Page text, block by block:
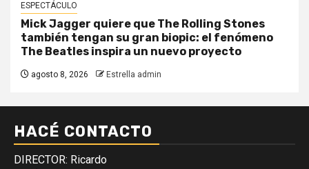
ESPECTÁCULO
Mick Jagger quiere que The Rolling Stones
también tengan su gran biopic: el fenómeno
The Beatles inspira un nuevo proyecto
agosto 8, 2026 Estrella admin
HACÉ CONTACTO
DIRECTOR: Ricardo